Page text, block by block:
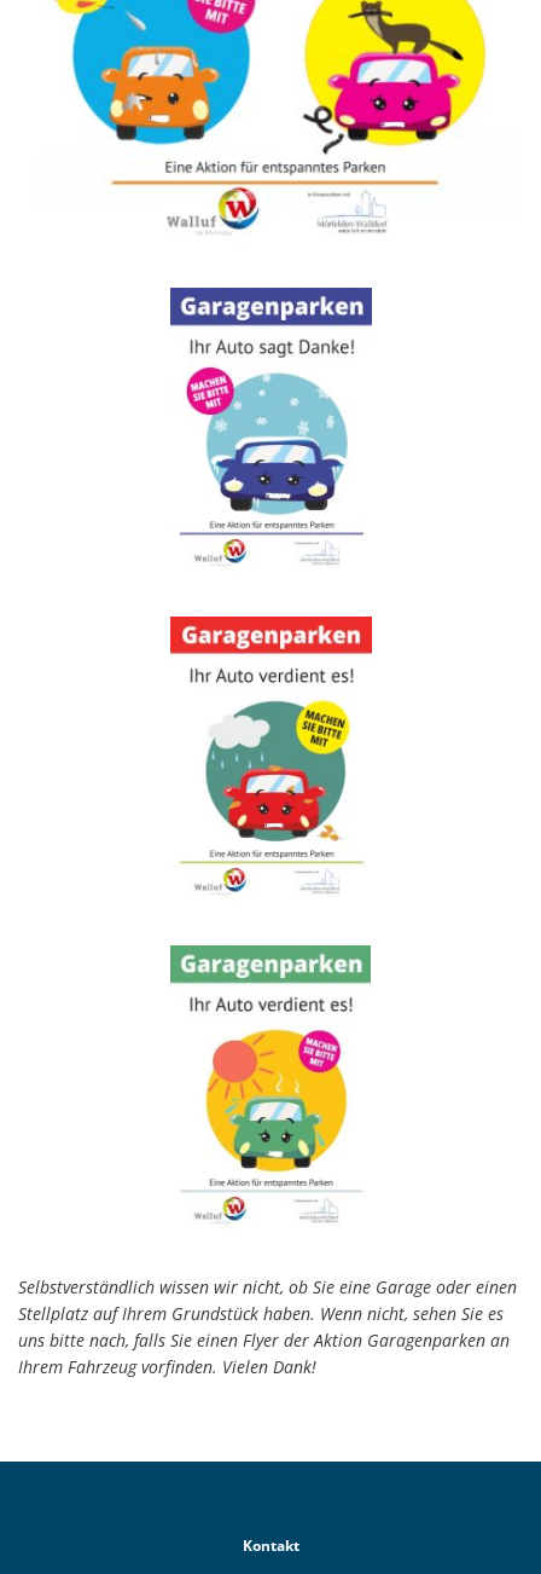
Selbstverständlich wissen wir nicht, ob Sie eine Garage oder einen
Stellplatz auf Ihrem Grundstück haben. Wenn nicht, sehen Sie es
uns bitte nach, falls Sie einen Flyer der Aktion Garagenparken an
Ihrem Fahrzeug vorfinden. Vielen Dank!
Kontakt